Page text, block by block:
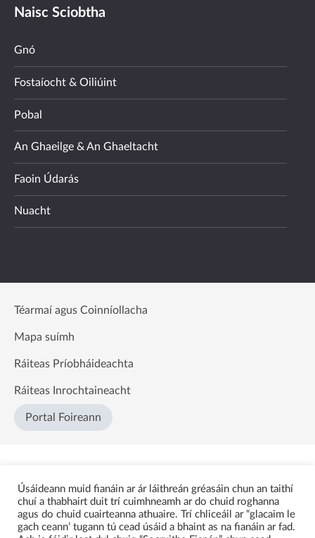
Naisc Sciobtha
Gnó
Fostaíocht & Oiliúint
Pobal
An Ghaeilge & An Ghaeltacht
Faoin Údarás
Nuacht
Téarmaí agus Coinníollacha
Mapa suímh
Ráiteas Príobháideachta
Ráiteas Inrochtaineacht
Portal Foireann
Úsáideann muid fianáin ar ár láithreán gréasáin chun an taithí
chuí a thabhairt duit trí cuimhneamh ar do chuid roghanna
agus do chuid cuairteanna athuaire. Trí chliceáil ar “glacaim le
gach ceann’ tugann tú cead úsáid a bhaint as na fianáin ar fad.